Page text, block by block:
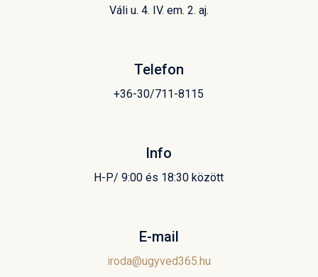
Váli u. 4. IV. em. 2. aj.
Telefon
+36-30/711-8115
Info
H-P/ 9:00 és 18:30 között
E-mail
iroda@ugyved365.hu